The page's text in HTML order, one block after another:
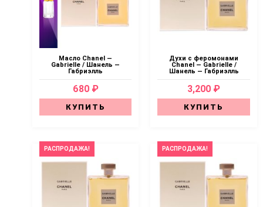
Масло Chanel —
Gabrielle / Шанель —
Габриэлль
680 ₽
КУПИТЬ
Духи с феромонами
Chanel — Gabrielle /
Шанель — Габриэлль
3,200 ₽
КУПИТЬ
РАСПРОДАЖА! РАСПРОДАЖА!